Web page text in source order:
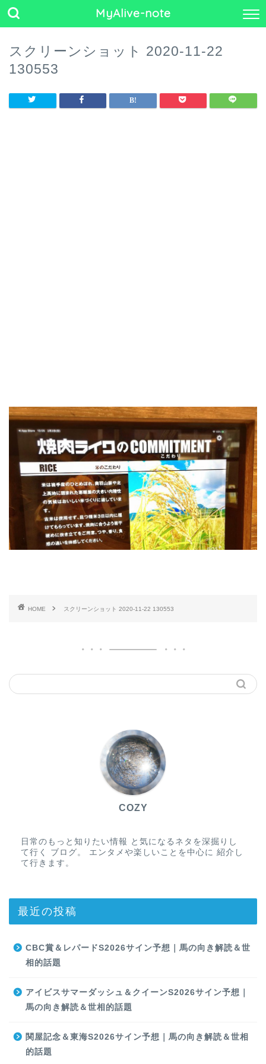
MyAlive-note
スクリーンショット 2020-11-22
130553
HOME スクリーンショット 2020-11-22 130553
COZY
日常のもっと知りたい情報 と気になるネタを深掘りし
て行く ブログ。 エンタメや楽しいことを中心に 紹介し
て行きます。
最近の投稿
CBC賞＆レパードS2026サイン予想｜馬の向き解読＆世
相的話題
アイビスサマーダッシュ＆クイーンS2026サイン予想｜
馬の向き解読＆世相的話題
関屋記念＆東海S2026サイン予想｜馬の向き解読＆世相
的話題